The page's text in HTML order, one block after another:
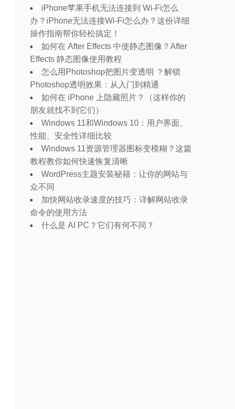
iPhone苹果手机无法连接到 Wi-Fi怎么
办？iPhone无法连接Wi-Fi怎么办？这份详细
操作指南帮你轻松搞定！
如何在 After Effects 中使静态图像？After
Effects 静态图像使用教程
怎么用Photoshop把图片变透明 ？解锁
Photoshop透明效果：从入门到精通
如何在 iPhone 上隐藏照片？（这样你的
朋友就找不到它们）
Windows 11和Windows 10：用户界面、
性能、安全性详细比较
Windows 11资源管理器图标变模糊？这篇
教程教你如何快速恢复清晰
WordPress主题安装秘籍：让你的网站与
众不同
加快网站收录速度的技巧：详解网站收录
命令的使用方法
什么是 AI PC？它们有何不同？